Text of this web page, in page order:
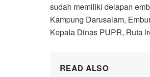
sudah memiliki delapan
Kampung Darusalam,
Kepala Dinas PUPR, Ruta
READ ALSO